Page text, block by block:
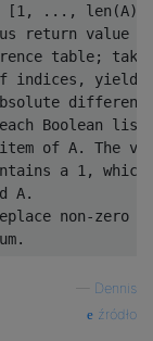
[1, ...,
return value
table; take
indices,
Boolean
of A. The
a 1,
A.
non-zero
Dennis
źródło